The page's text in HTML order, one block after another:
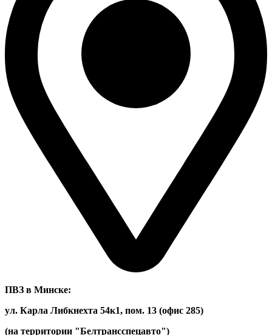
ПВЗ в Минске:
ул. Карла Либкнехта 54к1, пом. 13 (офис 285)
(на территории "Белтрансспецавто")